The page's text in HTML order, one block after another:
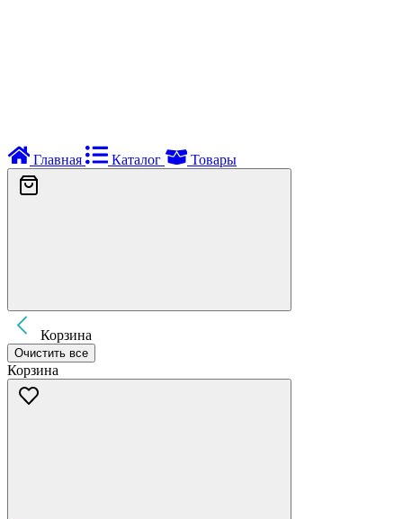
Главная Каталог Товары
Корзина
Очистить все
Корзина